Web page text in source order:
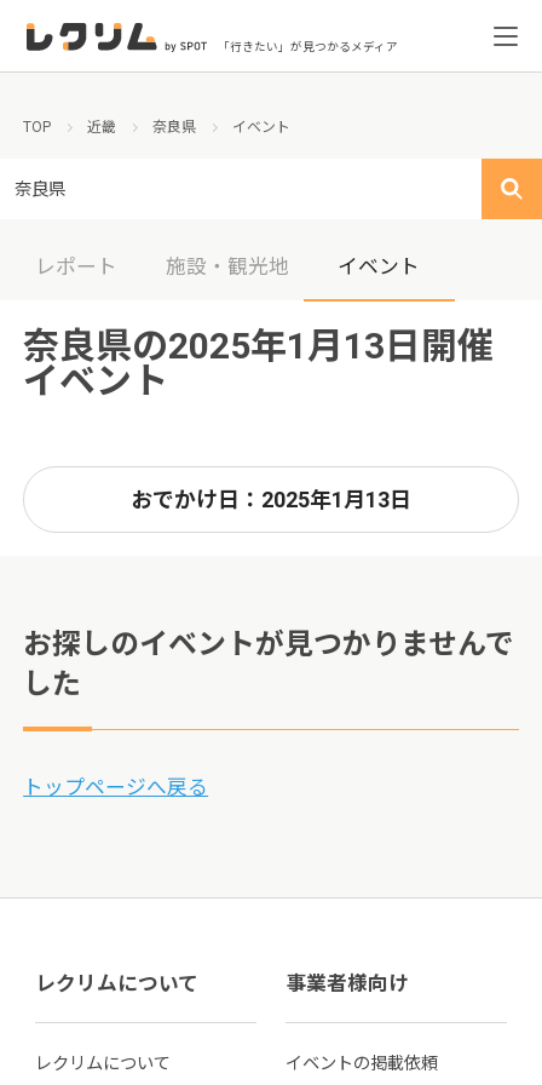
「行きたい」が見つかるメディア
TOP 近畿 奈良県 イベント
奈良県
レポート 施設・観光地 イベント
奈良県の2025年1月13日開催
イベント
おでかけ日：2025年1月13日
お探しのイベントが見つかりませんで
した
トップページへ戻る
レクリムについて
レクリムについて
事業者様向け
イベントの掲載依頼